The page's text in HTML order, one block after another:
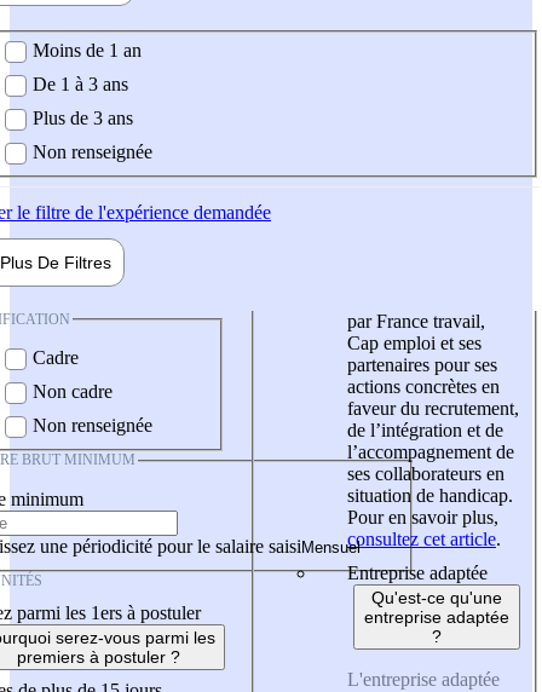
demandée
Moins de 1 an
De 1 à 3 ans
Plus de 3 ans
Non renseignée
le filtre de l'expérience demandée
Plus De Filtres
Cadre
Non cadre
Non renseignée
BRUT MINIMUM
minimum
une périodicité pour le salaire saisi
parmi les 1ers à postuler
serez-vous parmi les
premiers à postuler ?
par France travail,
Cap emploi et ses
partenaires pour ses
actions concrètes en
faveur du recrutement,
de l’intégration et de
l’accompagnement de
ses collaborateurs en
situation de handicap.
Pour en savoir plus,
consultez cet article.
Entreprise adaptée
Qu'est-ce qu'une
entreprise adaptée
?
L'entreprise adaptée